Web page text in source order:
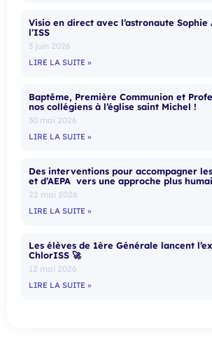
Visio en direct avec l’astronaute Sophie
l’ISS
3 juin 2026
LIRE LA SUITE »
Baptême, Première Communion et
nos collégiens à l’église saint Michel !
30 mai 2026
LIRE LA SUITE »
Des interventions pour accompagner les
et d’AEPA vers une approche plus
22 mai 2026
LIRE LA SUITE »
Les élèves de 1ère Générale lancent
ChlorISS 🚀
12 mai 2026
LIRE LA SUITE »